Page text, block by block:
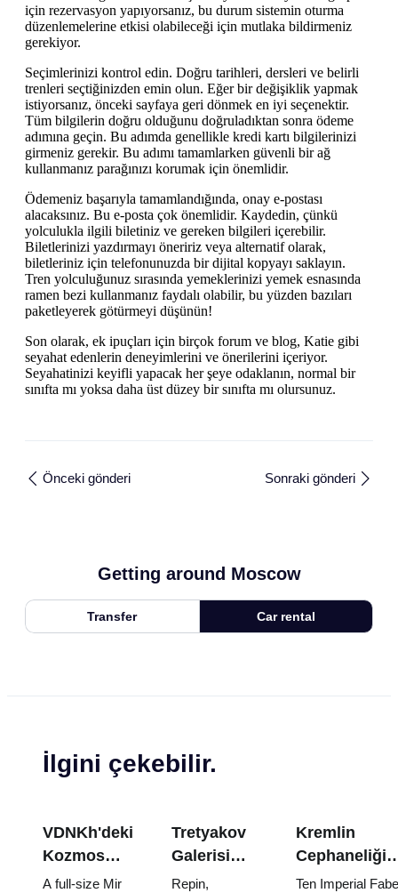
için rezervasyon yapıyorsanız, bu durum sistemin oturma
düzenlemelerine etkisi olabileceği için mutlaka bildirmeniz
gerekiyor.
Seçimlerinizi kontrol edin. Doğru tarihleri, dersleri ve belirli
trenleri seçtiğinizden emin olun. Eğer bir değişiklik yapmak
istiyorsanız, önceki sayfaya geri dönmek en iyi seçenektir.
Tüm bilgilerin doğru olduğunu doğruladıktan sonra ödeme
adımına geçin. Bu adımda genellikle kredi kartı bilgilerinizi
girmeniz gerekir. Bu adımı tamamlarken güvenli bir ağ
kullanmanız parağınızı korumak için önemlidir.
Ödemeniz başarıyla tamamlandığında, onay e-postası
alacaksınız. Bu e-posta çok önemlidir. Kaydedin, çünkü
yolculukla ilgili biletiniz ve gereken bilgileri içerebilir.
Biletlerinizi yazdırmayı öneririz veya alternatif olarak,
biletleriniz için telefonunuzda bir dijital kopyayı saklayın.
Tren yolculuğunuz sırasında yemeklerinizi yemek esnasında
ramen bezi kullanmanız faydalı olabilir, bu yüzden bazıları
paketleyerek götürmeyi düşünün!
Son olarak, ek ipuçları için birçok forum ve blog, Katie gibi
seyahat edenlerin deneyimlerini ve önerilerini içeriyor.
Seyahatinizi keyifli yapacak her şeye odaklanın, normal bir
sınıfta mı yoksa daha üst düzey bir sınıfta mı olursunuz.
Önceki gönderi Sonraki gönderi
Getting around Moscow
Transfer Car rental
İlgini çekebilir.
VDNKh'deki
Kozmos
Pavyonu:
A full-size Mir
Tretyakov
Galerisi
Başyapıtları:
Repin,
Kremlin
Cephaneliği
Hazineleri:
Ten Imperial